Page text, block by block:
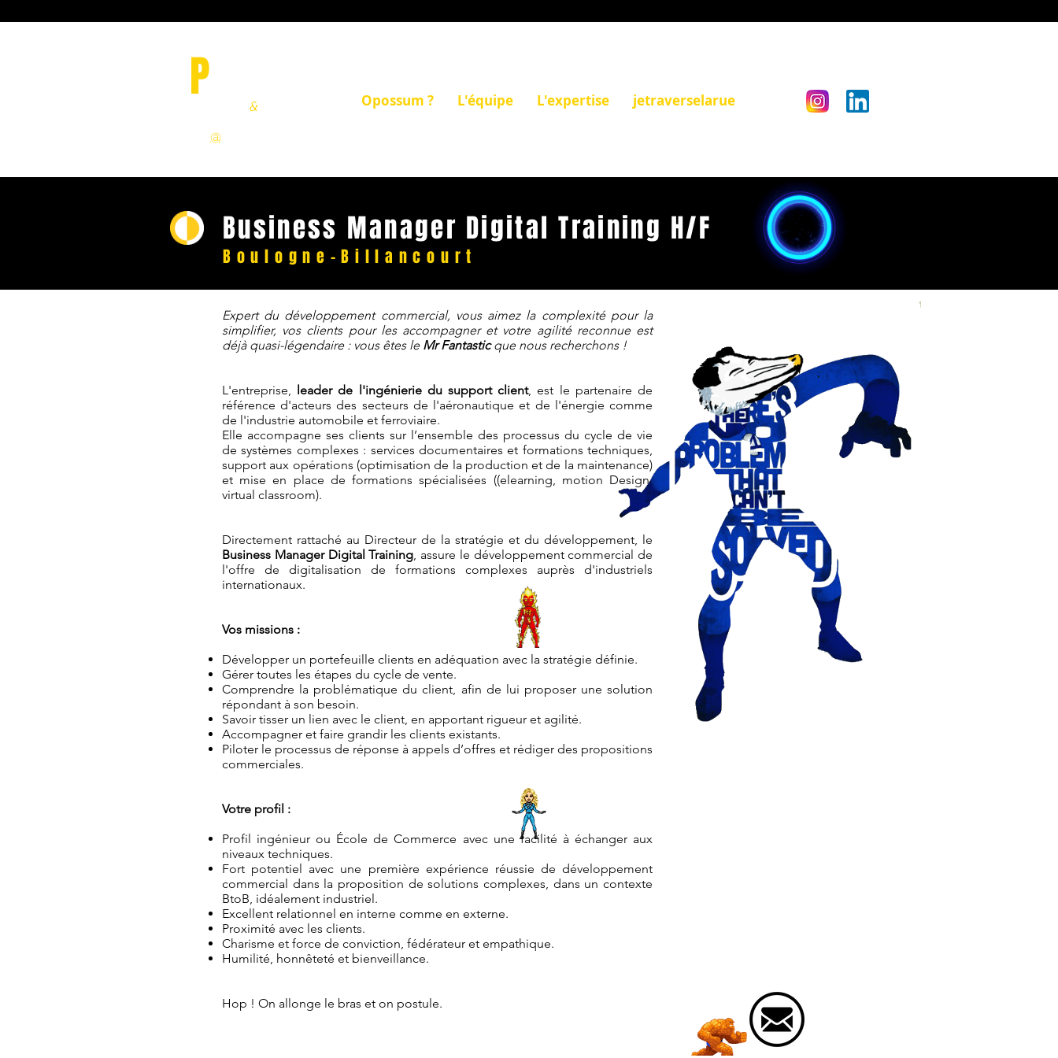
P &
@opossum-job.com
Opossum ? L'équipe L'expertise jetraverselarue
Business Manager Digital Training H/F
Boulogne-Billancourt
Expert du développement commercial, vous aimez la complexité pour la
simplifier, vos clients pour les accompagner et votre agilité reconnue est
déjà quasi-légendaire : vous êtes le Mr Fantasticque nous recherchons !
L'entreprise, leader de l'ingénierie du support client, est le partenaire de
référence d'acteurs des secteurs de l'aéronautique et de l'énergie comme
de l'industrie automobile et ferroviaire.
Elle accompagne ses clients sur l’ensemble des processus du cycle de vie
de systèmes complexes : services documentaires et formations techniques,
support aux opérations (optimisation de la production et de la maintenance)
et mise en place de formations spécialisées ((elearning, motion Design,
virtual classroom).
Directement rattaché au Directeur de la stratégie et du développement, le
Business Manager Digital Training, assure le développement commercial de
l'offre de digitalisation de formations complexes auprès d'industriels
internationaux.
Vos missions :
Développer un portefeuille clients en adéquation avec la stratégie définie.
Gérer toutes les étapes du cycle de vente.
Comprendre la problématique du client, afin de lui proposer une solution
répondant à son besoin.
Savoir tisser un lien avec le client, en apportant rigueur et agilité.
Accompagner et faire grandir les clients existants.
Piloter le processus de réponse à appels d’offres et rédiger des propositions
commerciales.
Votre profil :
Profil ingénieur ou École de Commerce avec une facilité à échanger aux
niveaux techniques.
Fort potentiel avec une première expérience réussie de développement
commercial dans la proposition de solutions complexes, dans un contexte
BtoB, idéalement industriel.
Excellent relationnel en interne comme en externe.
Proximité avec les clients.
Charisme et force de conviction, fédérateur et empathique.
Humilité, honnêteté et bienveillance.
Hop ! On allonge le bras et on postule.